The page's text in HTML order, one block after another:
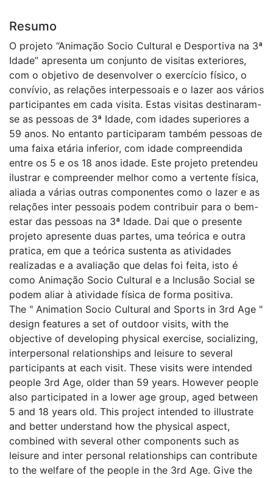
Resumo
O projeto “Animação Socio Cultural e Desportiva na 3ª
Idade” apresenta um conjunto de visitas exteriores,
com o objetivo de desenvolver o exercício físico, o
convívio, as relações interpessoais e o lazer aos vários
participantes em cada visita. Estas visitas destinaram-
se as pessoas de 3ª Idade, com idades superiores a
59 anos. No entanto participaram também pessoas de
uma faixa etária inferior, com idade compreendida
entre os 5 e os 18 anos idade. Este projeto pretendeu
ilustrar e compreender melhor como a vertente física,
aliada a várias outras componentes como o lazer e as
relações inter pessoais podem contribuir para o bem-
estar das pessoas na 3ª Idade. Dai que o presente
projeto apresente duas partes, uma teórica e outra
pratica, em que a teórica sustenta as atividades
realizadas e a avaliação que delas foi feita, isto é
como Animação Socio Cultural e a Inclusão Social se
podem aliar à atividade física de forma positiva.
The " Animation Socio Cultural and Sports in 3rd Age "
design features a set of outdoor visits, with the
objective of developing physical exercise, socializing,
interpersonal relationships and leisure to several
participants at each visit. These visits were intended
people 3rd Age, older than 59 years. However people
also participated in a lower age group, aged between
5 and 18 years old. This project intended to illustrate
and better understand how the physical aspect,
combined with several other components such as
leisure and inter personal relationships can contribute
to the welfare of the people in the 3rd Age. Give the